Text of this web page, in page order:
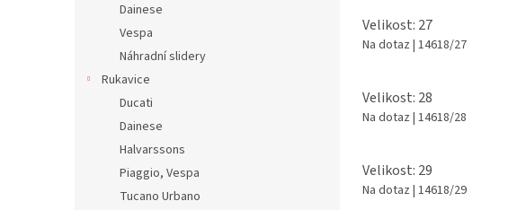
Dainese
Vespa
Náhradní slidery
Rukavice
Ducati
Dainese
Halvarssons
Piaggio, Vespa
Tucano Urbano
Velikost: 27
Na dotaz | 14618/27
Velikost: 28
Na dotaz | 14618/28
Velikost: 29
Na dotaz | 14618/29